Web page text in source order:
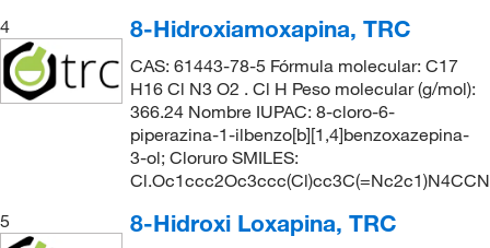
4
8-Hidroxiamoxapina, TRC
CAS: 61443-78-5 Fórmula molecular: C17
H16 Cl N3 O2 . Cl H Peso molecular (g/mol):
366.24 Nombre IUPAC: 8-cloro-6-
piperazina-1-ilbenzo[b][1,4]benzoxazepina-
3-ol; Cloruro SMILES:
5
8-Hidroxi Loxapina, TRC